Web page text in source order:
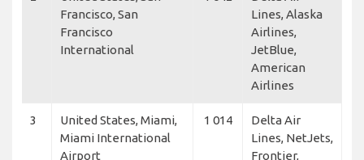
Francisco, San
Francisco
International
Lines, Alaska
Airlines,
JetBlue,
American
Airlines
3
United States, Miami,
Miami International
Airport
1 014
Delta Air
Lines, NetJets,
Frontier,